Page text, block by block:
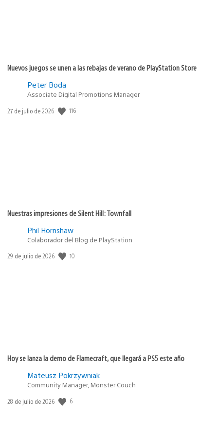
Nuevos juegos se unen a las rebajas de verano de PlayStation Store
Peter Boda
Associate Digital Promotions Manager
Fecha
27 de julio de 2026 116
Nuestras impresiones de Silent Hill: Townfall
Phil Hornshaw
Colaborador del Blog de PlayStation
Fecha
29 de julio de 2026 10
Hoy se lanza la demo de Flamecraft, que llegará a PS5 este año
Mateusz Pokrzywniak
Community Manager, Monster Couch
Fecha
28 de julio de 2026 6